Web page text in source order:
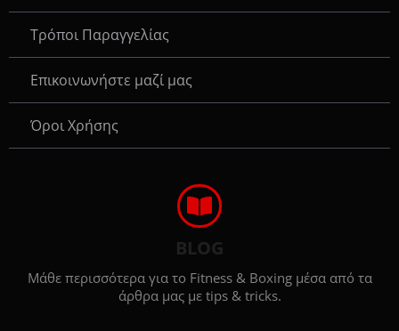
Τρόποι Παραγγελίας
Eπικοινωνήστε μαζί μας
Όροι Χρήσης
BLOG
Μάθε περισσότερα για το Fitness & Boxing μέσα από τα
άρθρα μας με tips & tricks.